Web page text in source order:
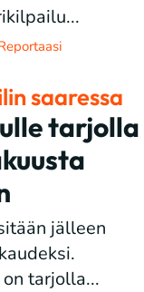
saaressa
tarjolla
jälleen
tarjolla...